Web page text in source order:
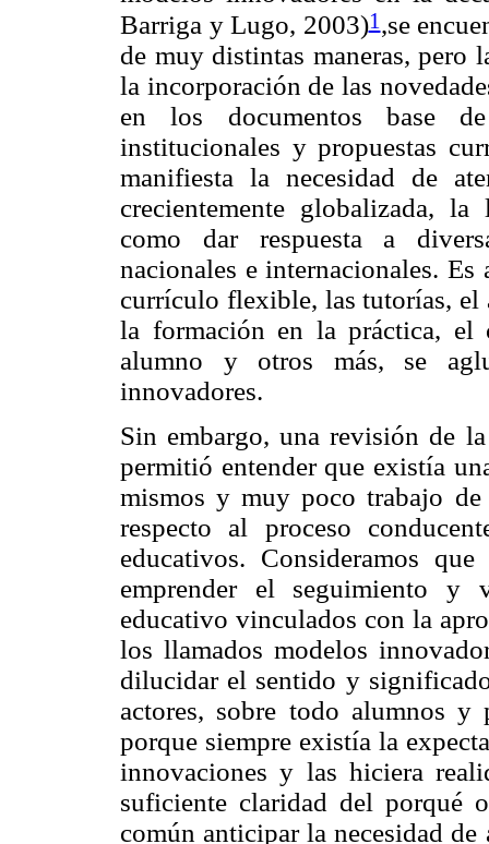
Barriga y Lugo, 2003)1,se
de muy distintas maneras, pero
la incorporación de las
en los documentos base
institucionales y propuestas
manifiesta la necesidad de
crecientemente globalizada,
como dar respuesta a
nacionales e internacionales.
currículo flexible, las tutorías, el
la formación en la práctica, el
alumno y otros más, se
innovadores.
Sin embargo, una revisión de
permitió entender que existía
mismos y muy poco trabajo
respecto al proceso
educativos. Consideramos
emprender el seguimiento y
educativo vinculados con la
los llamados modelos
dilucidar el sentido y
actores, sobre todo alumnos y
porque siempre existía la
innovaciones y las hiciera
suficiente claridad del porqué
común anticipar la necesidad